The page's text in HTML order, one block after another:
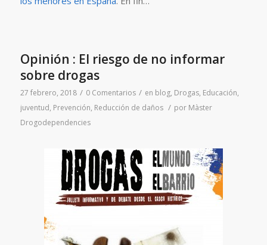
Opinión : El riesgo de no informar
sobre drogas
27 febrero, 2018 / 0 Comentarios / en blog, Drogas, Educación,
juventud, Prevención, Reducción de daños / por Màster
Drogodependencies